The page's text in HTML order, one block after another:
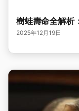
樹蛙壽命全解析
2025年12月19日